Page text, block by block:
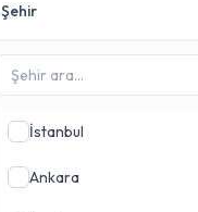
Şehir
İstanbul
Ankara